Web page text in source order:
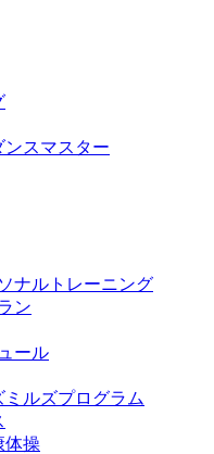
ンスマスター
ナルトレーニング
ン
ール
ルズプログラム
体操